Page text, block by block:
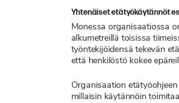
Yhtenäiset etätyökäytännöt
Monessa organisaatiossa
alkumetreillä toisissa
työntekijöidensä tekevän
että henkilöstö kokee
Organisaation
millaisin käytännöin